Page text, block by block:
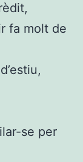
fa molt de
se per